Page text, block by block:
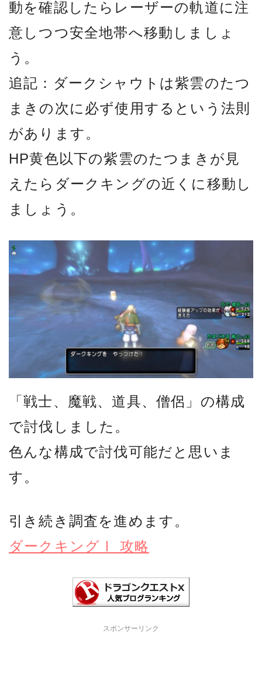
動を確認したらレーザーの軌道に注
意しつつ安全地帯へ移動しましょ
う。
追記：ダークシャウトは紫雲のたつ
まきの次に必ず使用するという法則
があります。
HP黄色以下の紫雲のたつまきが見
えたらダークキングの近くに移動し
ましょう。
「戦士、魔戦、道具、僧侶」の構成
で討伐しました。
色んな構成で討伐可能だと思いま
す。
引き続き調査を進めます。
ダークキングⅠ 攻略
スポンサーリンク